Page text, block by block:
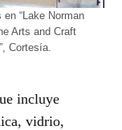
en “Lake Norman
Arts and Craft
Cortesía.
incluye
vidrio,